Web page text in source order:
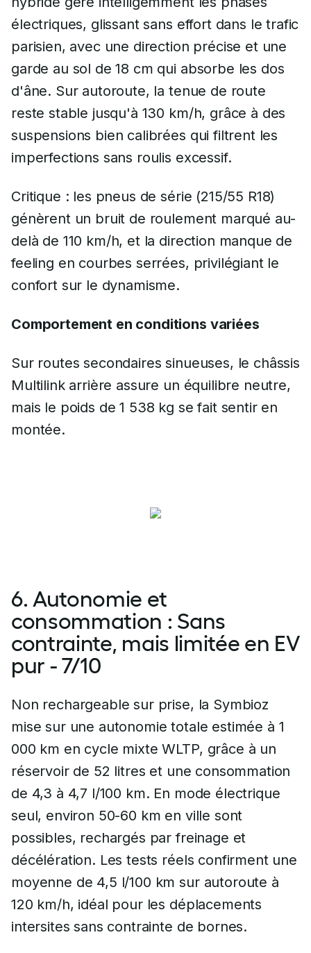
électriques, glissant sans effort dans le trafic
parisien, avec une direction précise et une
garde au sol de 18 cm qui absorbe les dos
d'âne. Sur autoroute, la tenue de route
reste stable jusqu'à 130 km/h, grâce à des
suspensions bien calibrées qui filtrent les
imperfections sans roulis excessif.
Critique : les pneus de série (215/55 R18)
génèrent un bruit de roulement marqué au-
delà de 110 km/h, et la direction manque de
feeling en courbes serrées, privilégiant le
confort sur le dynamisme.
Comportement en conditions variées
Sur routes secondaires sinueuses, le châssis
Multilink arrière assure un équilibre neutre,
mais le poids de 1 538 kg se fait sentir en
montée.
6. Autonomie et
consommation : Sans
contrainte, mais limitée en EV
pur - 7/10
Non rechargeable sur prise, la Symbioz
mise sur une autonomie totale estimée à 1
000 km en cycle mixte WLTP, grâce à un
réservoir de 52 litres et une consommation
de 4,3 à 4,7 l/100 km. En mode électrique
seul, environ 50-60 km en ville sont
possibles, rechargés par freinage et
décélération. Les tests réels confirment une
moyenne de 4,5 l/100 km sur autoroute à
120 km/h, idéal pour les déplacements
intersites sans contrainte de bornes.